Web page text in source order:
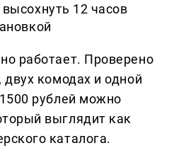
12 часов
работает. Проверено
двух комодах и одной
рублей можно
выглядит как
каталога.